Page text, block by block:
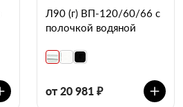
Л90 (г) ВП-120/60/66 с
полочкой водяной
от 20 981 ₽